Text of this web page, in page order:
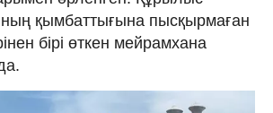
қымбаттығына пысқырмаған
бірі өткен мейрамхана